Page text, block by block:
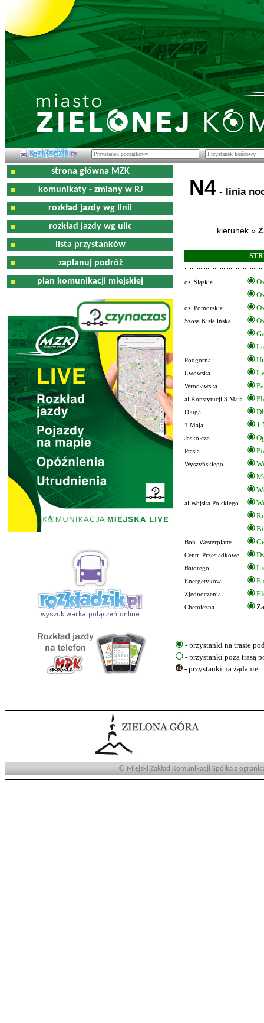
strona główna MZK
komunikaty - zmiany w RJ
rozkład jazdy wg linii
rozkład jazdy wg ulic
lista przystanków
zaplanuj podróż
plan komunikacji miejskiej
N4 - linia
kierunek »
os. Śląskie
os. Pomorskie
Szosa Kisielińska
Podgórna
Lwowska
Wrocławska
al.Konstytucji 3 Maja
Długa
1 Maja 1
Jaskółcza
Ptasia
Wyszyńskiego
al.Wojska Polskiego
Boh. Westerplatte
Centr. Przesiadkowe
Batorego
Energetyków
Zjednoczenia
Chemiczna
- przystanki na trasie
- przystanki poza trasą
- przystanki na żądanie
© Miejski Zakład Komunikacji Spółka z